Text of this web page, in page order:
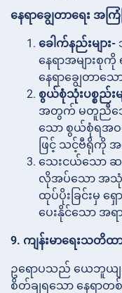
နေရာချွေတာရေး အကြံ
ခေါက်နည်းများ-
နေရာအများစု
နေရာချွေတာသေ
စွယ်စုံသုံးပစ္စည်းမ
အတွက် မတူညီသော
သော စွယ်စုံရအဝတ်
ဖြင့် သင့်ဗီရိုကို အ
သေးငယ်သော ဆ
လိုအပ်သော အသုံး
ထုပ်ပိုးခြင်းမှ ရှေ
ပေးနိုင်သော အရာ
9. ကျန်းမာရေးသတိထာ
ဥရောပသည် ယေဘူယျအ
စိတ်ချရသော နေရာတ